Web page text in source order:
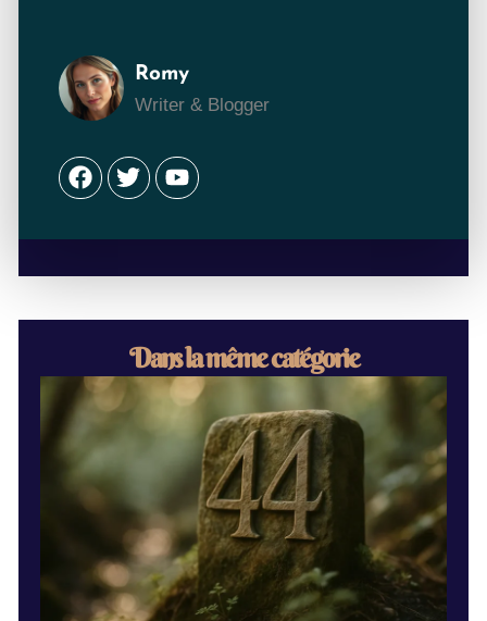
Romy
Writer & Blogger
Facebook
TwitterYoutube
Dans la même catégorie